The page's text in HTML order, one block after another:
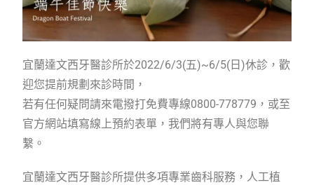
宜蘭達文西牙醫診所於2022/6/3(五)~6/5(日)休診，歡
迎您提前規劃來診時間，
若有任何疑問請來電撥打免費專線0800-778779，或至
官方網站填寫線上預約表單，我們將有專人與您聯
繫。
宜蘭達文西牙醫診所提供多項專業齒科服務，人工植